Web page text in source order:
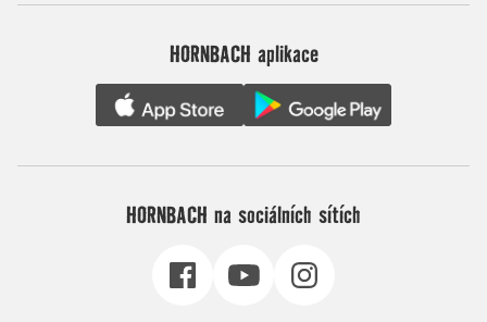
HORNBACH aplikace
HORNBACH na sociálních sítích